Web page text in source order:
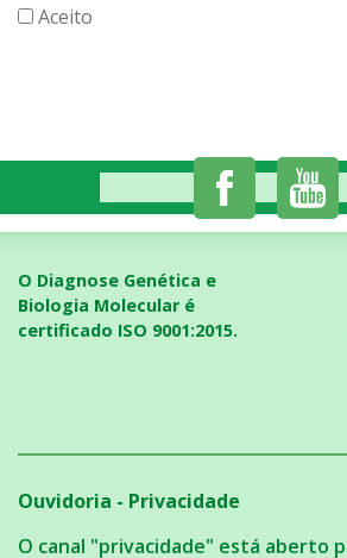
Aceito
O Diagnose Genética e
Biologia Molecular é
certificado ISO 9001:2015.
Ouvidoria - Privacidade
O canal "privacidade" está aberto